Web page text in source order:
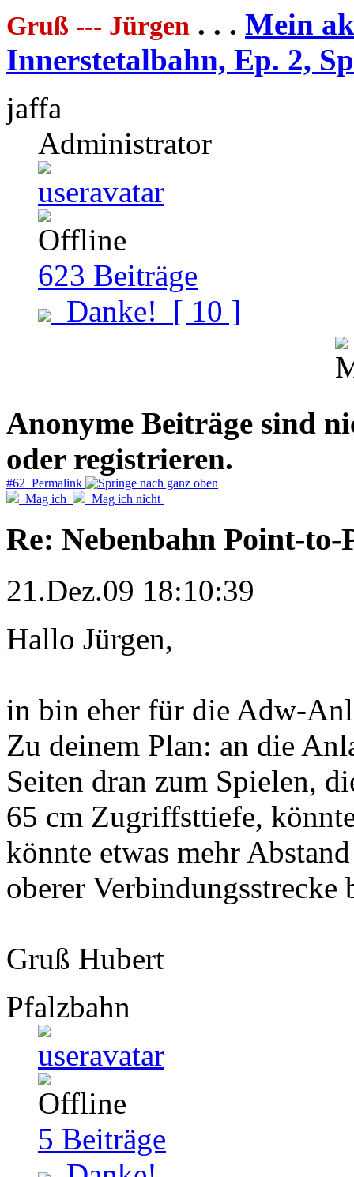
Gruß --- Jürgen . . . Mein
Innerstetalbahn, Ep. 2,
jaffa
Administrator
623 Beiträge
Danke! [ 10 ]
Anonyme Beiträge sind
oder registrieren.
#62 Permalink
Mag ich
Mag ich nicht
Re: Nebenbahn Point-to-
21.Dez.09 18:10:39
Hallo Jürgen,
in bin eher für die Adw-
Zu deinem Plan: an die
Seiten dran zum Spielen,
65 cm Zugriffsttiefe,
könnte etwas mehr
oberer Verbindungsstrecke
Gruß Hubert
Pfalzbahn
5 Beiträge